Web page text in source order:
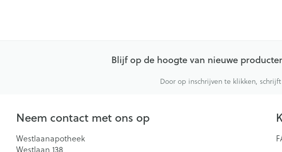
Blijf op de hoogte van nieuwe
Door op inschrijven te klikken,
Neem contact met ons op
Westlaanapotheek
Westlaan 138